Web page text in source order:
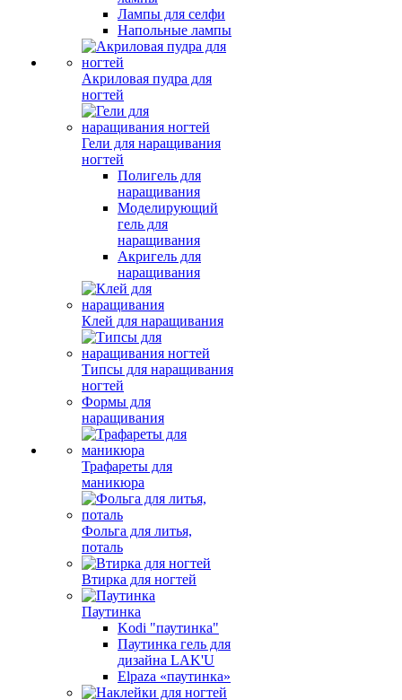
Лампы для селфи
Напольные лампы
Акриловая пудра для
ногтей
Гели для наращивания
ногтей
Полигель для
наращивания
Моделирующий
гель для
наращивания
Акригель для
наращивания
Клей для наращивания
Типсы для наращивания
ногтей
Формы для
наращивания
Трафареты для
маникюра
Фольга для литья,
поталь
Втирка для ногтей
Паутинка
Kodi "паутинка"
Паутинка гель для
дизайна LAK'U
Elpaza «паутинка»